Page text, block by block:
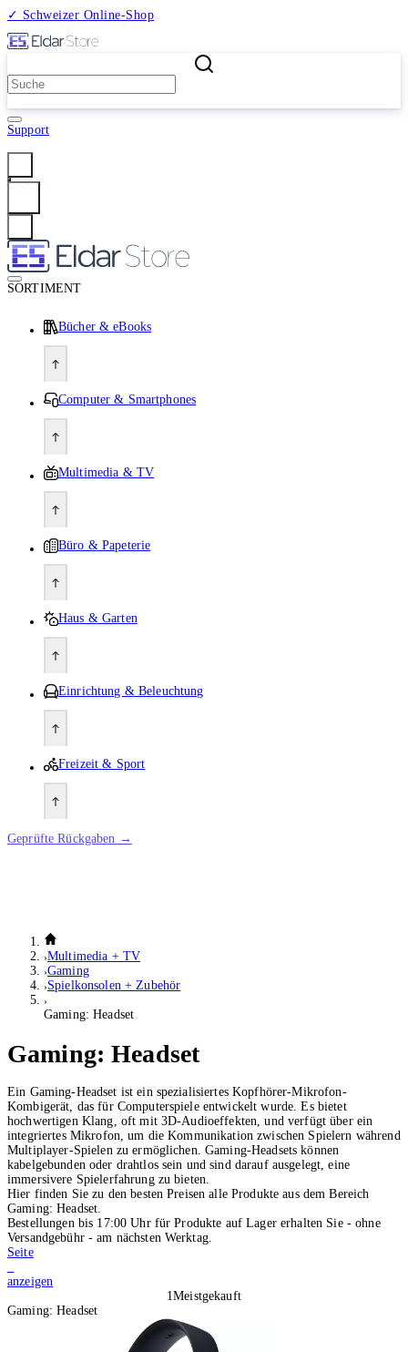
✓ Schweizer Online-Shop
Support
SORTIMENT
Bücher & eBooks
Computer & Smartphones
Multimedia & TV
Büro & Papeterie
Haus & Garten
Einrichtung & Beleuchtung
Freizeit & Sport
Geprüfte Rückgaben →
Multimedia + TV
Gaming
Spielkonsolen + Zubehör
Gaming: Headset
Gaming: Headset
Ein Gaming-Headset ist ein spezialisiertes Kopfhörer-Mikrofon-
Kombigerät, das für Computerspiele entwickelt wurde. Es bietet
hochwertigen Klang, oft mit 3D-Audioeffekten, und verfügt über ein
integriertes Mikrofon, um die Kommunikation zwischen Spielern während
Multiplayer-Spielen zu ermöglichen. Gaming-Headsets können
kabelgebunden oder drahtlos sein und sind darauf ausgelegt, eine
immersivere Spielerfahrung zu bieten.
Hier finden Sie zu den besten Preisen alle Produkte aus dem Bereich
Gaming: Headset.
Bestellungen bis 17:00 Uhr für Produkte auf Lager erhalten Sie - ohne
Versandgebühr - am nächsten Werktag.
Seite
anzeigen
1Meistgekauft
Gaming: Headset